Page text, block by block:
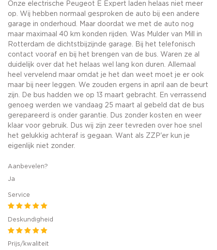
Onze electrische Peugeot E Expert laden helaas niet meer
op. Wij hebben normaal gesproken de auto bij een andere
garage in onderhoud. Maar doordat we met de auto nog
maar maximaal 40 km konden rijden. Was Mulder van Mill in
Rotterdam de dichtstbijzijnde garage. Bij het telefonisch
contact vooraf en bij het brengen van de bus. Waren ze al
duidelijk over dat het helaas wel lang kon duren. Allemaal
heel vervelend maar omdat je het dan weet moet je er ook
maar bij neer leggen. We zouden ergens in april aan de beurt
zijn. De bus hadden we op 13 maart gebracht. En verrassend
genoeg werden we vandaag 25 maart al gebeld dat de bus
gerepareerd is onder garantie. Dus zonder kosten en weer
klaar voor gebruik. Dus wij zijn zeer tevreden over hoe snel
het gelukkig achteraf is gegaan. Want als ZZP'er kun je
eigenlijk niet zonder.
Aanbevelen?
Ja
Service
Deskundigheid
Prijs/kwaliteit